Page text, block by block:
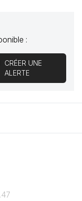
:
CRÉER UNE
ALERTE